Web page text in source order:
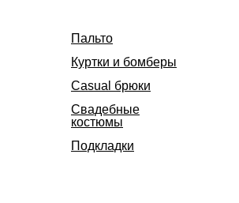
Пальто
Куртки и бомберы
Свадебные
костюмы
Подкладки
Casual брюки